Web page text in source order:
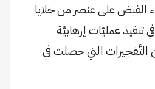
القبض على عنصر من خلايا
تنفيذ عمليّات إرهابيَّة
التي حصلت في